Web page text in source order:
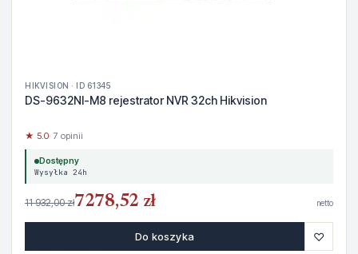
HIKVISION · ID 61345
DS-9632NI-M8 rejestrator NVR 32ch Hikvision
★ 5.0· 7 opinii
Dostępny
Wysyłka 24h
11 932,00 zł7278,52 zł netto
Do koszyka ♡